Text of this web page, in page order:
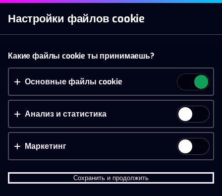
Принять файлы cookie?
На этом веб-сайте используются 3 различных типа
файлов cookie: основные, отслеживающие и
Принять всё
Настройки и информация
Настройки файлов cookie
Какие файлы cookie ты принимаешь?
Основные файлы cookie
Анализ и статистика
Маркетинг
Сохранить и продолжить